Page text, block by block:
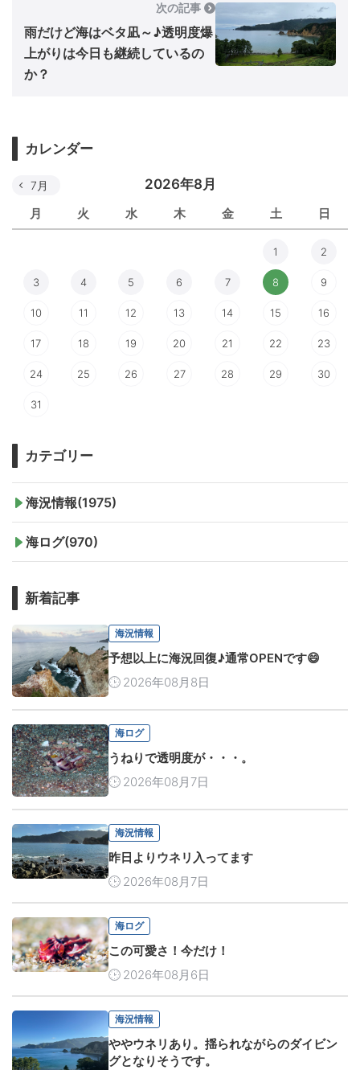
次の記事
雨だけど海はベタ凪～♪透明度爆
上がりは今日も継続しているの
か？
カレンダー
2026年8月
月 火 水 木 金 土 日
7月
1 2
3 4 5 6 7 8 9
10 11 12 13 14 15 16
17 18 19 20 21 22 23
24 25 26 27 28 29 30
31
カテゴリー
海況情報(1975)
海ログ(970)
新着記事
海況情報
予想以上に海況回復♪通常OPENです😄
2026年08月8日
海ログ
うねりで透明度が・・・。
2026年08月7日
海況情報
昨日よりウネリ入ってます
2026年08月7日
海ログ
この可愛さ！今だけ！
2026年08月6日
海況情報
ややウネリあり。揺られながらのダイビン
グとなりそうです。